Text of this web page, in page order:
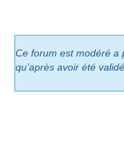
Ce forum est modéré a
qu’après avoir été